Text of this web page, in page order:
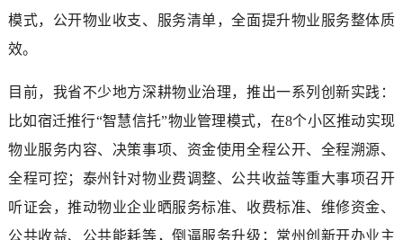
模式，公开物业收支、服务清单，全面提升物业服务整体质
效。
目前，我省不少地方深耕物业治理，推出一系列创新实践：
比如宿迁推行“智慧信托”物业管理模式，在8个小区推动实现
物业服务内容、决策事项、资金使用全程公开、全程溯源、
全程可控；泰州针对物业费调整、公共收益等重大事项召开
听证会，推动物业企业晒服务标准、收费标准、维修资金、
公共收益、公共能耗等，倒逼服务升级；常州创新开办业主